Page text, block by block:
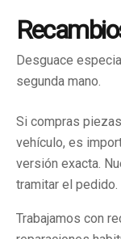
Desguace
segunda mano.
Si compras
vehículo, es
versión exacta.
tramitar el pedido.
Trabajamos con